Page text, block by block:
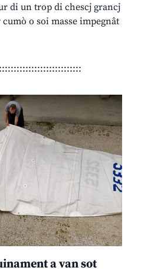
di un trop di chescj grancj
o soi masse impegnât
a van sot